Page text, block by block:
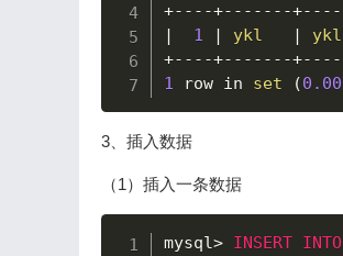
+-- --+-- -- -- -+-- --
|
1 | ykl | ykl
+-- --+-- -- -- -+-- --
1 row in set (0.00
3、插入数据
（1）插入一条数据
mysql> INSERT INTO